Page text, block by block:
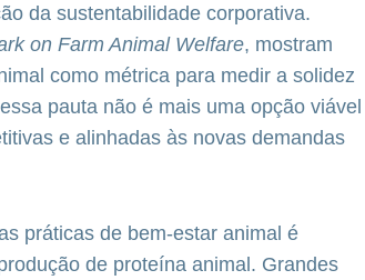
da sustentabilidade corporativa.
on Farm Animal Welfare, mostram
como métrica para medir a solidez
pauta não é mais uma opção viável
e alinhadas às novas demandas
práticas de bem-estar animal é
de proteína animal. Grandes